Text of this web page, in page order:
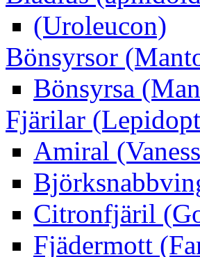
(Uroleucon)
Bönsyrsor
Bönsyrsa
Fjärilar
Amiral
Citronfjäril
Fjädermott